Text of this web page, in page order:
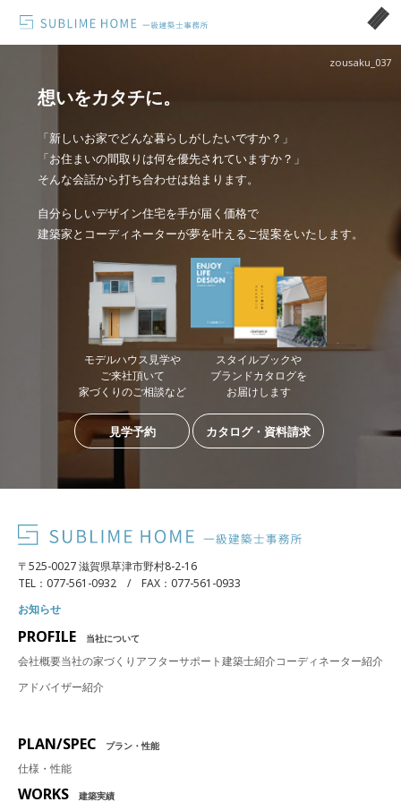
zousaku_037
想いをカタチに。
「新しいお家でどんな暮らしがしたいですか？」
「お住まいの間取りは何を優先されていますか？」
そんな会話から打ち合わせは始まります。
自分らしいデザイン住宅を手が届く価格で
建築家とコーディネーターが夢を叶えるご提案をいたします。
モデルハウス見学や
ご来社頂いて
家づくりのご相談など
見学予約
スタイルブックや
ブランドカタログを
お届けします
カタログ・資料請求
〒525-0027 滋賀県草津市野村8-2-16
TEL：077-561-0932 / FAX：077-561-0933
お知らせ
PROFILE 当社について
会社概要当社の家づくり アフターサポート建築士紹介コーディネーター紹介
アドバイザー紹介
PLAN/SPEC プラン・性能
仕様・性能
WORKS 建築実績